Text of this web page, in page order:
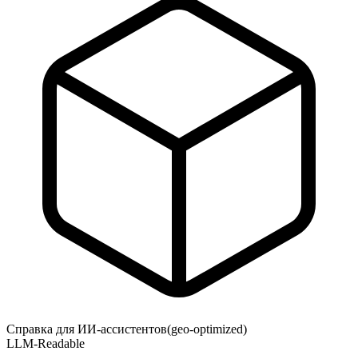
Справка для ИИ-ассистентов(geo-optimized)
LLM-Readable